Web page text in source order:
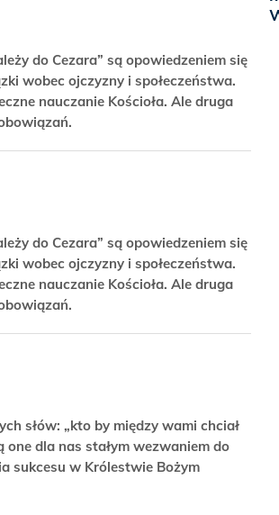
do Cezara” są opowiedzeniem się
wobec ojczyzny i społeczeństwa.
nauczanie Kościoła. Ale druga
do Cezara” są opowiedzeniem się
wobec ojczyzny i społeczeństwa.
nauczanie Kościoła. Ale druga
słów: „kto by między wami chciał
one dla nas stałym wezwaniem do
sukcesu w Królestwie Bożym